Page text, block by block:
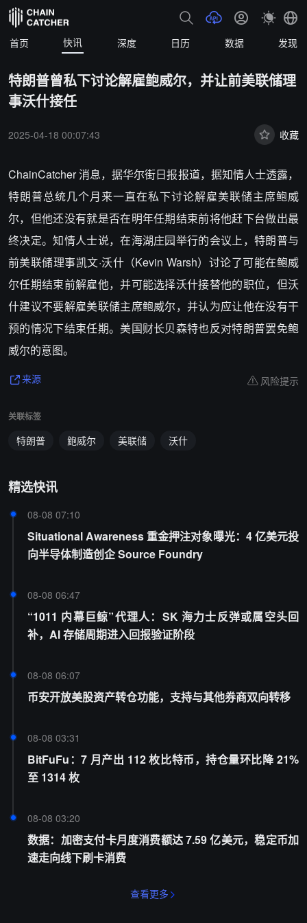
首页 快讯 深度 日历 数据 发现
特朗普曾私下讨论解雇鲍威尔，并让前美联储理
事沃什接任
2025-04-18 00:07:43 收藏
ChainCatcher 消息，据华尔街日报报道，据知情人士透露，
特朗普总统几个月来一直在私下讨论解雇美联储主席鲍威
尔，但他还没有就是否在明年任期结束前将他赶下台做出最
终决定。知情人士说，在海湖庄园举行的会议上，特朗普与
前美联储理事凯文·沃什（Kevin Warsh）讨论了可能在鲍威
尔任期结束前解雇他，并可能选择沃什接替他的职位，但沃
什建议不要解雇美联储主席鲍威尔，并认为应让他在没有干
预的情况下结束任期。美国财长贝森特也反对特朗普罢免鲍
威尔的意图。
来源 风险提示
关联标签
特朗普 鲍威尔 美联储 沃什
精选快讯
08-08 07:10
Situational Awareness 重金押注对象曝光：4 亿美元投
向半导体制造创企 Source Foundry
08-08 06:47
“1011 内幕巨鲸”代理人：SK 海力士反弹或属空头回
补，AI 存储周期进入回报验证阶段
08-08 06:07
币安开放美股资产转仓功能，支持与其他券商双向转移
08-08 03:31
BitFuFu：7 月产出 112 枚比特币，持仓量环比降 21%
至 1314 枚
08-08 03:20
数据：加密支付卡月度消费额达 7.59 亿美元，稳定币加
速走向线下刷卡消费
查看更多